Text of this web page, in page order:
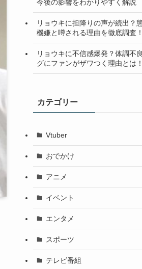
今後の影響をわかりやすく解説
リョウキに担降りの声が続出？
機嫌と噂される理由を徹底調査！
リョウキに不信感爆発？体調不
グにファンがザワつく理由とは！
カテゴリー
Vtuber
おでかけ
アニメ
イベント
エンタメ
スポーツ
テレビ番組